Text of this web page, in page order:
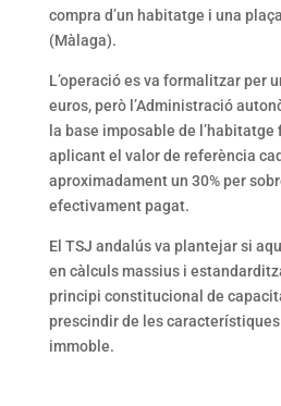
compra d’un habitatge i una
(Màlaga).
L’operació es va formalitzar per
euros, però l’Administració
la base imposable de
aplicant el valor de referència
aproximadament un 30% per
efectivament pagat.
El TSJ andalús va plantejar si
en càlculs massius i
principi constitucional de
prescindir de les
immoble.